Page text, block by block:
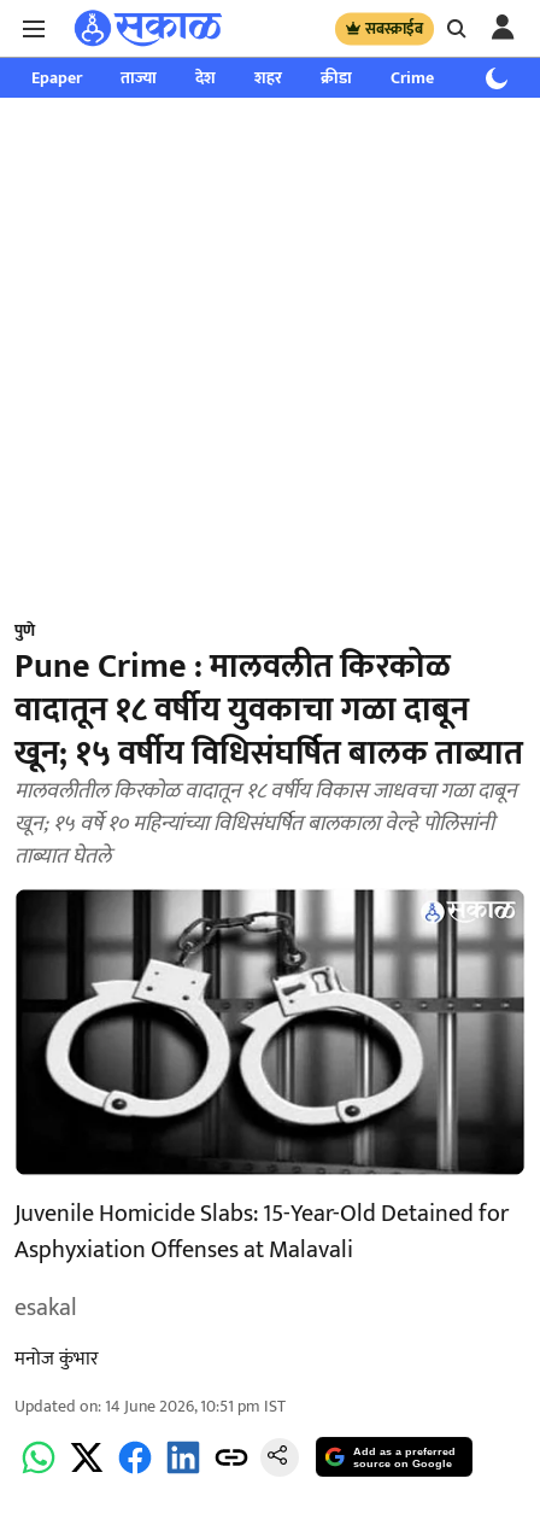
सबस्क्राईब
Epaper ताज्या देश शहर क्रीडा Crime साप्ताहिक
पुणे
Pune Crime : मालवलीत किरकोळ
वादातून १८ वर्षीय युवकाचा गळा दाबून
खून; १५ वर्षीय विधिसंघर्षित बालक ताब्यात
मालवलीतील किरकोळ वादातून १८ वर्षीय विकास जाधवचा गळा दाबून
खून; १५ वर्षे १० महिन्यांच्या विधिसंघर्षित बालकाला वेल्हे पोलिसांनी
ताब्यात घेतले
Juvenile Homicide Slabs: 15-Year-Old Detained for
Asphyxiation Offenses at Malavali
esakal
मनोज कुंभार
Updated on:14 June 2026, 10:51 pm IST
Add as a preferred
source on Google